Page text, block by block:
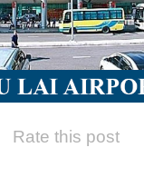
Rate this post